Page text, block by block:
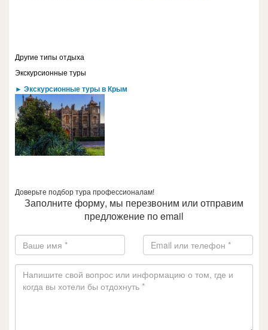
Другие типы отдыха
Экскурсионные туры
► Экскурсионные туры в Крым
Доверьте подбор тура профессионалам!
Заполните форму, мы перезвоним или отправим
предложение по email